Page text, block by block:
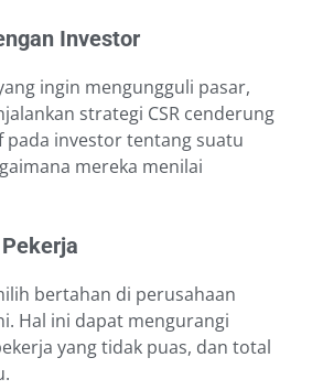
Investor
ingin mengungguli pasar,
strategi CSR cenderung
pada investor tentang suatu
mereka menilai
bertahan di perusahaan
Hal ini dapat mengurangi
yang tidak puas, dan total